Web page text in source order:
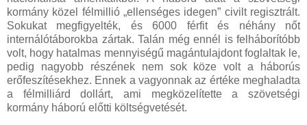
kormány közel félmillió „ellenséges idegen” civilt regisztrált.
Sokukat megfigyelték, és 6000 férfit és néhány nőt
internálótáborokba zártak. Talán még ennél is felháborítóbb
volt, hogy hatalmas mennyiségű magántulajdont foglaltak le,
pedig nagyobb részének nem sok köze volt a háborús
erőfeszítésekhez. Ennek a vagyonnak az értéke meghaladta
a félmilliárd dollárt, ami megközelítette a szövetségi
kormány háború előtti költségvetését.